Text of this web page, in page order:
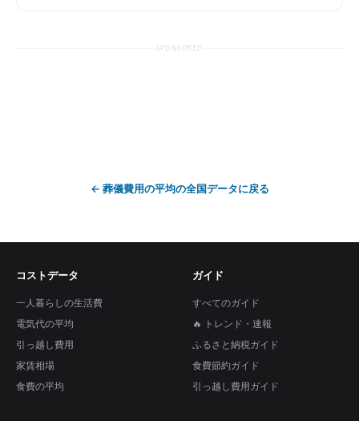
SPONSORED
← 葬儀費用の平均の全国データに戻る
コストデータ
一人暮らしの生活費
電気代の平均
引っ越し費用
家賃相場
食費の平均
ガイド
すべてのガイド
🔥 トレンド・速報
ふるさと納税ガイド
食費節約ガイド
引っ越し費用ガイド